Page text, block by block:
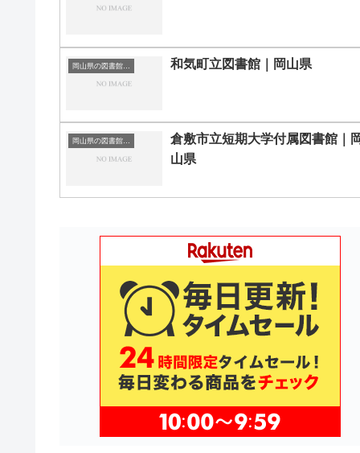
和気町立図書館｜岡山県
岡山県の図書館｜勉強できる場所
倉敷市立短期大学付属図書館｜
山県